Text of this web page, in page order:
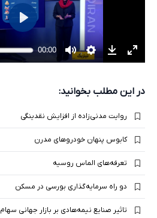
در این مطلب بخوانید:
روایت مدنی‌زاده از افزایش نقدینگی
کابوس پنهان خودروهای مدرن
تعرفه‌های الماس روسیه
دو راه سرمایه‌گذاری بورسی در مسکن
تاثیر صنایع نیمه‌هادی بر بازار جهانی سهام